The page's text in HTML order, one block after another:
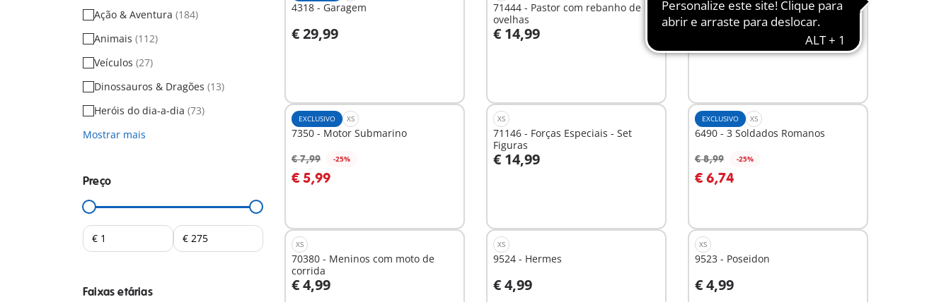
Ação & Aventura (184)
Animais (112)
Veículos (27)
Dinossauros & Dragões (13)
Heróis do dia-a-dia (73)
Mostrar mais
Preço
Faixas etárias
4318 - Garagem
€ 29,99
Ao carrinho
71444 - Pastor com rebanho de
ovelhas
€ 14,99
Ao carrinho
71336 - Miraculous: Marinette &
Ladybug
EXCLUSIVO XS
7350 - Motor Submarino
€ 7,99 -25%
€ 5,99
XS
71146 - Forças Especiais - Set
Figuras
€ 14,99
Ao carrinho
EXCLUSIVO XS
6490 - 3 Soldados Romanos
€ 8,99 -25%
€ 6,74
XS
70380 - Meninos com moto de
corrida
€ 4,99
Ao carrinho
XS
9524 - Hermes
€ 4,99
Ao carrinho
XS
9523 - Poseidon
€ 4,99
Ao carrinho